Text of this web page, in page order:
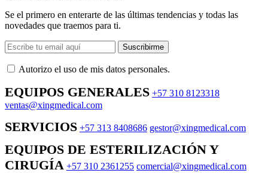
Se el primero en enterarte de las últimas tendencias y todas las
novedades que traemos para ti.
Suscribirme
Autorizo ​​el uso de mis datos personales.
EQUIPOS GENERALES +57 310 8123318
ventas@xingmedical.com
SERVICIOS +57 313 8408686 gestor@xingmedical.com
EQUIPOS DE ESTERILIZACIÓN Y
CIRUGÍA +57 310 2361255 comercial@xingmedical.com